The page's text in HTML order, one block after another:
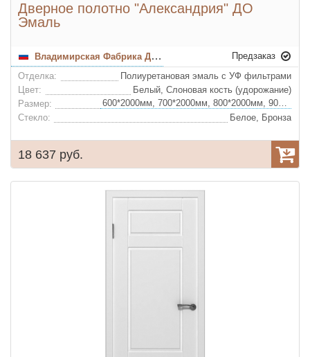
Дверное полотно "Александрия" ДО
Эмаль
Владимирская Фабрика Дверей
Предзаказ
Отделка:
Полиуретановая эмаль с УФ фильтрами
Цвет:
Белый, Слоновая кость (удорожание)
Размер:
600*2000мм, 700*2000мм, 800*2000мм, 900*2000мм
Стекло:
Белое, Бронза
18 637 руб.